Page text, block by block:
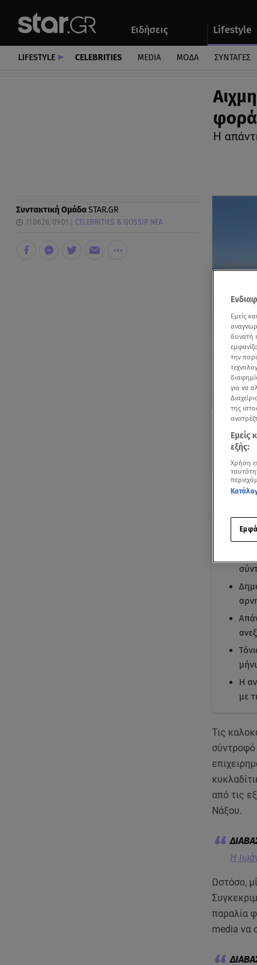
Ειδήσεις Lifestyle
Αυτοκίνητο
LIFESTYLE CELEBRITIES MEDIA ΜΟΔΑ ΣΥΝΤΑΓΕΣ
Η
Συντακτική ΟμάδαSTAR.GR
11.06.26, 09:01 CELEBRITIES & GOSSIP ΝΕΑ
Με
Η
με
Τις
σύντροφό
από τις
Νάξου.
Η
Ωστόσο,
παραλία
media να
Εμείς
δυνατή
την
για να
της
Εμείς
εξής:
Χρήση